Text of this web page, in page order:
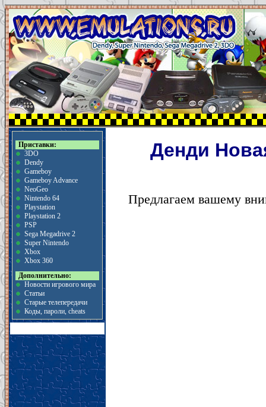
Приставки:
3DO
Dendy
Gameboy
Gameboy Advance
NeoGeo
Nintendo 64
Playstation
Playstation 2
PSP
Sega Megadrive 2
Super Nintendo
Xbox
Xbox 360
Дополнительно:
Новости игрового мира
Статьи
Старые телепередачи
Коды, пароли, cheats
Денди
Предлагаем вашему